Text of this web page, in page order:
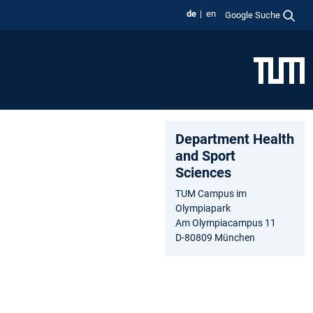
de en Google Suche
Department Health
and Sport
Sciences
TUM Campus im
Olympiapark
Am Olympiacampus 11
D-80809 München